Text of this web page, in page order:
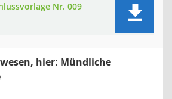
Nr. 009
hier: Mündliche